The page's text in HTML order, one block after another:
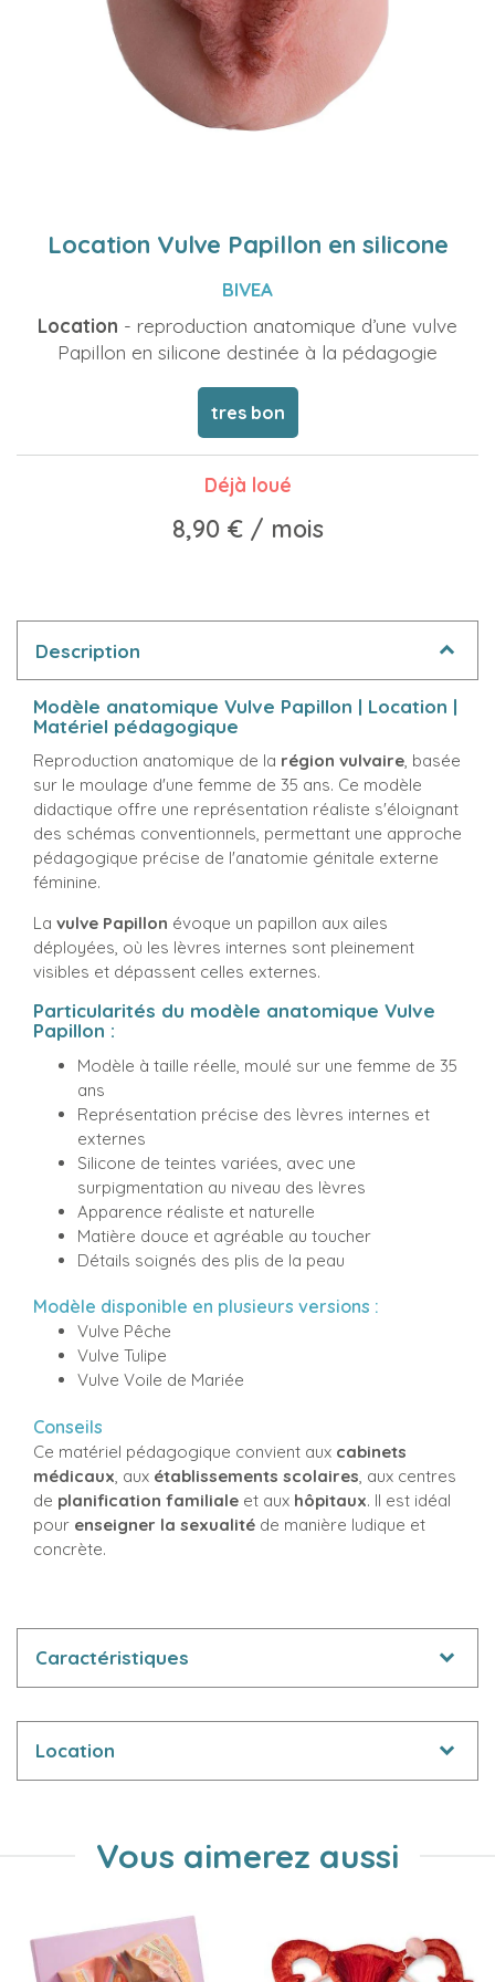
Location Vulve Papillon en silicone
BIVEA
Location - reproduction anatomique d’une vulve
Papillon en silicone destinée à la pédagogie
tres bon
Déjà loué
8,90 €/ mois
Description
Modèle anatomique Vulve Papillon | Location |
Matériel pédagogique
Reproduction anatomique de la région vulvaire, basée
sur le moulage d'une femme de 35 ans. Ce modèle
didactique offre une représentation réaliste s'éloignant
des schémas conventionnels, permettant une approche
pédagogique précise de l'anatomie génitale externe
féminine.
La vulve Papillon évoque un papillon aux ailes
déployées, où les lèvres internes sont pleinement
visibles et dépassent celles externes.
Particularités du modèle anatomique Vulve
Papillon :
Modèle à taille réelle, moulé sur une femme de 35
ans
Représentation précise des lèvres internes et
externes
Silicone de teintes variées, avec une
surpigmentation au niveau des lèvres
Apparence réaliste et naturelle
Matière douce et agréable au toucher
Détails soignés des plis de la peau
Modèle disponible en plusieurs versions :
Vulve Pêche
Vulve Tulipe
Vulve Voile de Mariée
Conseils
Ce matériel pédagogique convient aux cabinets
médicaux , aux établissements scolaires , aux centres
de planification familiale et aux hôpitaux. Il est idéal
pour enseigner la sexualité de manière ludique et
concrète.
Caractéristiques
Location
Vous aimerez aussi